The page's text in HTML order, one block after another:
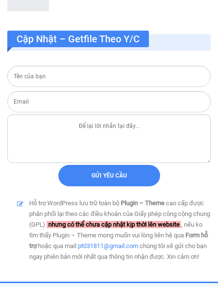
Cập Nhật – Getfile Theo Y/c
Hỗ trợ WordPress lưu trữ toàn bộ Plugin – Theme cao cấp được
phân phối lại theo các điều khoản của Giấy phép công cộng chung
(GPL) nhưng có thể chưa cập nhật kịp thời lên website , nếu ko
tìm thấy Plugin – Theme mong muốn vui lòng liên hệ qua Form hỗ
trợhoặc qua mail pt031811@gmail.com chúng tôi sẽ gửi cho bạn
ngay phiên bản mới nhất qua thông tin nhận được. Xin cảm ơn!